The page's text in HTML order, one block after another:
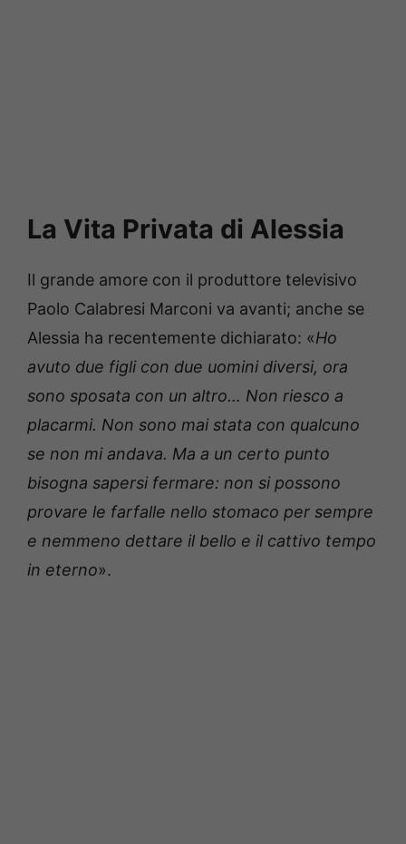
La Vita Privata di Alessia
Il grande amore con il produttore televisivo
Paolo Calabresi Marconi va avanti; anche se
Alessia ha recentemente dichiarato: «Ho
avuto due figli con due uomini diversi, ora
sono sposata con un altro… Non riesco a
placarmi. Non sono mai stata con qualcuno
se non mi andava. Ma a un certo punto
bisogna sapersi fermare: non si possono
provare le farfalle nello stomaco per sempre
e nemmeno dettare il bello e il cattivo tempo
in eterno».